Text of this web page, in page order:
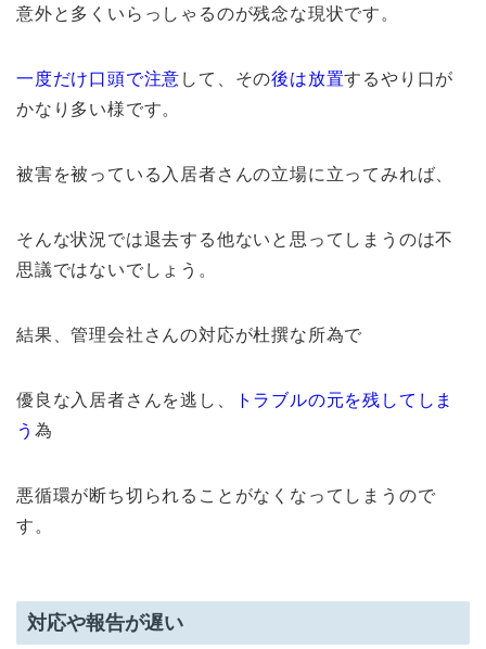
意外と多くいらっしゃるのが残念な現状です。
一度だけ口頭で注意 して、その後は放置するやり口が
かなり多い様です。
被害を被っている入居者さんの立場に立ってみれば、
そんな状況では退去する他ないと思ってしまうのは不
思議ではないでしょう。
結果、管理会社さんの対応が杜撰な所為で
優良な入居者さんを逃し、
トラブルの元を残してしま
う 為
悪循環が断ち切られることがなくなってしまうので
す。
対応や報告が遅い